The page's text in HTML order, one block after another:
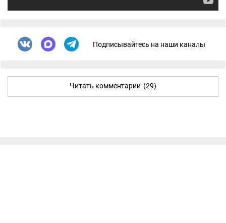
Подписывайтесь на наши каналы
Читать комментарии (29)